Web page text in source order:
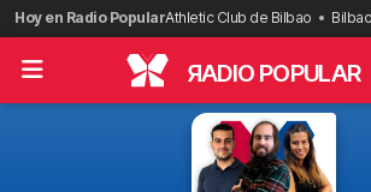
Saltar
al
contenido
Hoy en Radio PopularAthletic Club de Bilbao Bilbao
RADIO POPULAR